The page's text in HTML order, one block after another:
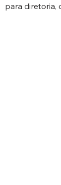
para diretoria,